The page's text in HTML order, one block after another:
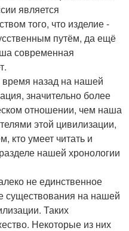
является
того, что изделие -
путём, да ещё
современная
время назад на нашей
значительно более
отношении, чем наша
этой цивилизации,
кто умеет читать и
нашей хронологии
не единственное
существования на нашей
Таких
Некоторые из них